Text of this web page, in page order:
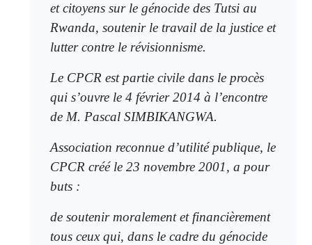
et citoyens sur le génocide des Tutsi au
Rwanda, soutenir le travail de la justice et
lutter contre le révisionnisme.
Le CPCR est partie civile dans le procès
qui s’ouvre le 4 février 2014 à l’encontre
de M. Pascal SIMBIKANGWA.
Association reconnue d’utilité publique, le
CPCR créé le 23 novembre 2001, a pour
buts :
de soutenir moralement et financièrement
tous ceux qui, dans le cadre du génocide